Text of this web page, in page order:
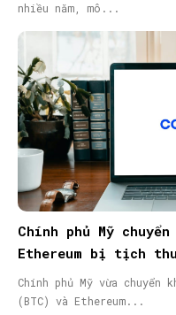
nhiều năm, mô...
Chính phủ Mỹ
Ethereum bị tịch
Chính phủ Mỹ vừa chuyển
(BTC) và Ethereum...